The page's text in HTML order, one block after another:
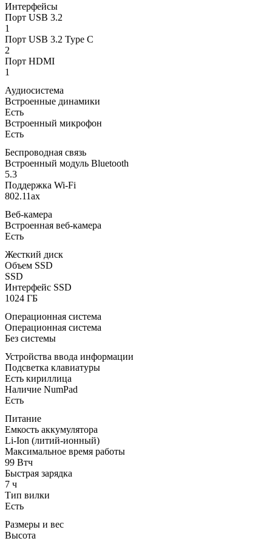
Интерфейсы
Порт USB 3.2
1
Порт USB 3.2 Type C
2
Порт HDMI
1
Аудиосистема
Встроенные динамики
Есть
Встроенный микрофон
Есть
Беспроводная связь
Встроенный модуль Bluetooth
5.3
Поддержка Wi-Fi
802.11ax
Веб-камера
Встроенная веб-камера
Есть
Жесткий диск
Объем SSD
SSD
Интерфейс SSD
1024 ГБ
Операционная система
Операционная система
Без системы
Устройства ввода информации
Подсветка клавиатуры
Есть кириллица
Наличие NumPad
Есть
Питание
Емкость аккумулятора
Li-Ion (литий-ионный)
Максимальное время работы
99 Втч
Быстрая зарядка
7 ч
Тип вилки
Есть
Размеры и вес
Высота